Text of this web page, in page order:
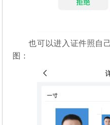
也可以进入证件照自
图：